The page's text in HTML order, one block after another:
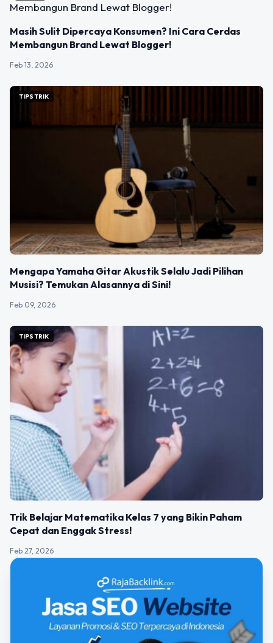
Masih Sulit Dipercaya Konsumen? Ini Cara Cerdas
Membangun Brand Lewat Blogger!
Feb 13, 2026
TIPS TRIK
Mengapa Yamaha Gitar Akustik Selalu Jadi Pilihan
Musisi? Temukan Alasannya di Sini!
Feb 09, 2026
TIPS TRIK
Trik Belajar Matematika Kelas 7 yang Bikin Paham
Cepat dan Enggak Stress!
Feb 27, 2026